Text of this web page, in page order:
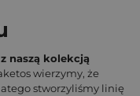
naszą kolekcją
wierzymy, że
stworzyliśmy linię